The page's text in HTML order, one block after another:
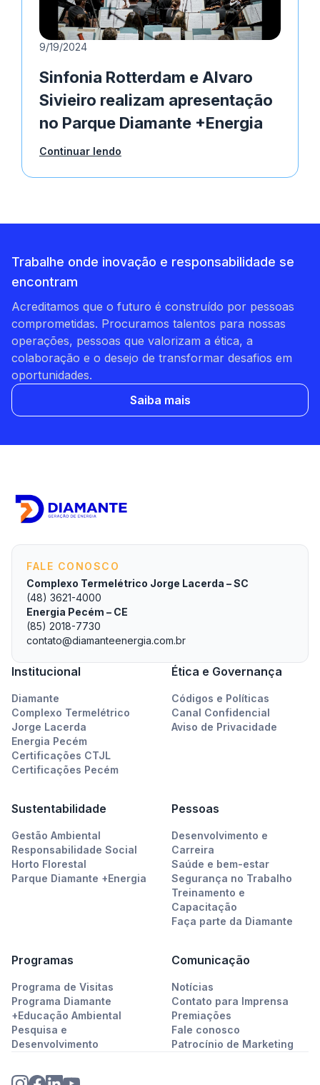
9/19/2024
Sinfonia Rotterdam e Alvaro
Sivieiro realizam apresentação
no Parque Diamante +Energia
Continuar lendo
Trabalhe onde inovação e responsabilidade se
encontram
Acreditamos que o futuro é construído por pessoas
comprometidas. Procuramos talentos para nossas
operações, pessoas que valorizam a ética, a
colaboração e o desejo de transformar desafios em
oportunidades.
Saiba mais
FALE CONOSCO
Complexo Termelétrico Jorge Lacerda – SC
(48) 3621-4000
Energia Pecém – CE
(85) 2018-7730
contato@diamanteenergia.com.br
Institucional
Diamante
Complexo Termelétrico
Jorge Lacerda
Energia Pecém
Certificações CTJL
Certificações Pecém
Ética e Governança
Códigos e Políticas
Canal Confidencial
Aviso de Privacidade
Sustentabilidade
Gestão Ambiental
Responsabilidade Social
Horto Florestal
Parque Diamante +Energia
Pessoas
Desenvolvimento e
Carreira
Saúde e bem-estar
Segurança no Trabalho
Treinamento e
Capacitação
Faça parte da Diamante
Programas
Programa de Visitas
Programa Diamante
+Educação Ambiental
Pesquisa e
Desenvolvimento
Comunicação
Notícias
Contato para Imprensa
Premiações
Fale conosco
Patrocínio de Marketing